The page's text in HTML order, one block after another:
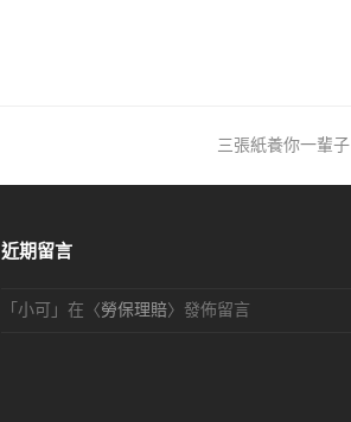
next
三張紙養你一輩子
近期留言
「 小可 」在〈勞保理賠〉發佈留言